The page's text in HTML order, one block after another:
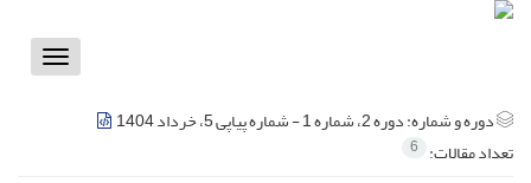
Toggle
دوره و شماره:دوره 2، شماره 1 - شماره پیاپی 5، خرداد 1404
تعداد مقالات: 6